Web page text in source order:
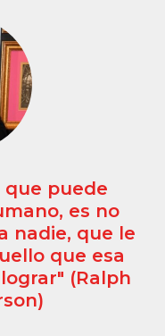
riesgos, que
necesita